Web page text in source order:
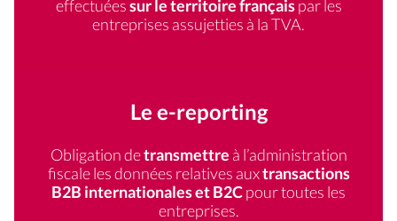
Nous rejoindre
effectuéessur le territoire françaispar les
entreprises assujetties à la TVA.
Le e-reporting
Obligation detransmettre à l’administration
fiscale les données relatives auxtransactions
B2B internationales et B2Cpour toutes les
entreprises.